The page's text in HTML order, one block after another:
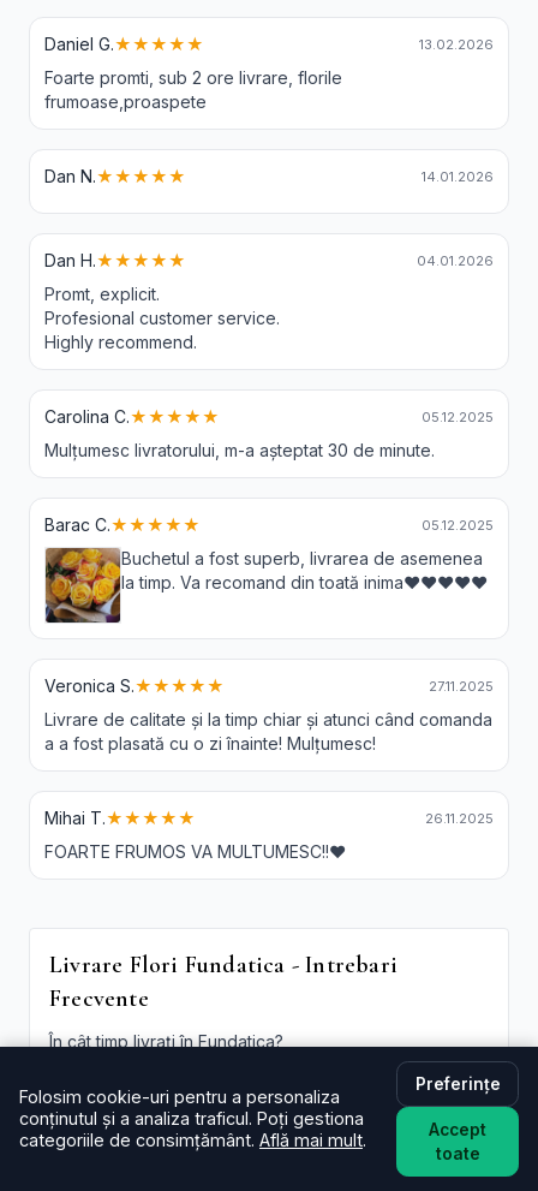
Daniel G.★★★★★ 13.02.2026
Foarte promti, sub 2 ore livrare, florile
frumoase,proaspete
Dan N.★★★★★ 14.01.2026
Dan H.★★★★★ 04.01.2026
Promt, explicit.
Profesional customer service.
Highly recommend.
Carolina C.★★★★★ 05.12.2025
Mulțumesc livratorului, m-a așteptat 30 de minute.
Barac C.★★★★★ 05.12.2025
Buchetul a fost superb, livrarea de asemenea
la timp. Va recomand din toată inima❤️❤️❤️❤️❤️
Veronica S.★★★★★ 27.11.2025
Livrare de calitate și la timp chiar și atunci când comanda
a a fost plasată cu o zi înainte! Mulțumesc!
Mihai T.★★★★★ 26.11.2025
FOARTE FRUMOS VA MULTUMESC!!❤️
Livrare Flori Fundatica - Intrebari
Frecvente
În cât timp livrați în Fundatica?
De regulă în aceeași zi (2–4 ore) pentru comenzi
plasate în intervalul programului. La checkout poți
alege intervalul preferat; oferim șilivrare flori
Fundatica in aceeasi ziîn funcție de disponibilitate.
Este livrarea de flori la domiciliu în Fundatica disponibilă
Folosim cookie-uri pentru a personaliza
conținutul și a analiza traficul. Poți gestiona
categoriile de consimțământ. Află mai mult.
Preferințe
Accept
toate